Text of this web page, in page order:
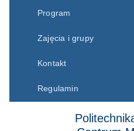
Program
Zajęcia i grupy
Kontakt
Regulamin